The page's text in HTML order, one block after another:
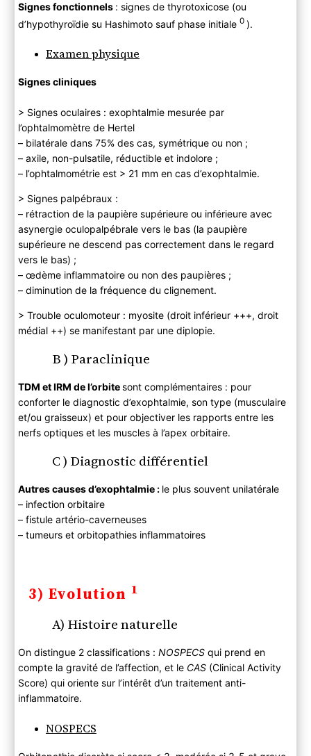
Signes fonctionnels : signes de thyrotoxicose (ou
d’hypothyroïdie su Hashimoto sauf phase initiale 0 ).
Examen physique
Signes cliniques
> Signes oculaires : exophtalmie mesurée par
l’ophtalmomètre de Hertel
– bilatérale dans 75% des cas, symétrique ou non ;
– axile, non-pulsatile, réductible et indolore ;
– l’ophtalmométrie est > 21 mm en cas d’exophtalmie.
> Signes palpébraux :
– rétraction de la paupière supérieure ou inférieure avec
asynergie oculopalpébrale vers le bas (la paupière
supérieure ne descend pas correctement dans le regard
vers le bas) ;
– œdème inflammatoire ou non des paupières ;
– diminution de la fréquence du clignement.
> Trouble oculomoteur : myosite (droit inférieur +++, droit
médial ++) se manifestant par une diplopie.
B ) Paraclinique
TDM et IRM de l’orbitesont complémentaires : pour
conforter le diagnostic d’exophtalmie, son type (musculaire
et/ou graisseux) et pour objectiver les rapports entre les
nerfs optiques et les muscles à l’apex orbitaire.
C ) Diagnostic différentiel
Autres causes d’exophtalmie : le plus souvent unilatérale
– infection orbitaire
– fistule artério-caverneuses
– tumeurs et orbitopathies inflammatoires
3) Evolution 1
A) Histoire naturelle
On distingue 2 classifications : NOSPECSqui prend en
compte la gravité de l’affection, et le CAS (Clinical Activity
Score) qui oriente sur l’intérêt d’un traitement anti-
inflammatoire.
NOSPECS